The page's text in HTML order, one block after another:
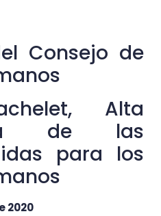
Consejo de
Alta
de las
para los
2020